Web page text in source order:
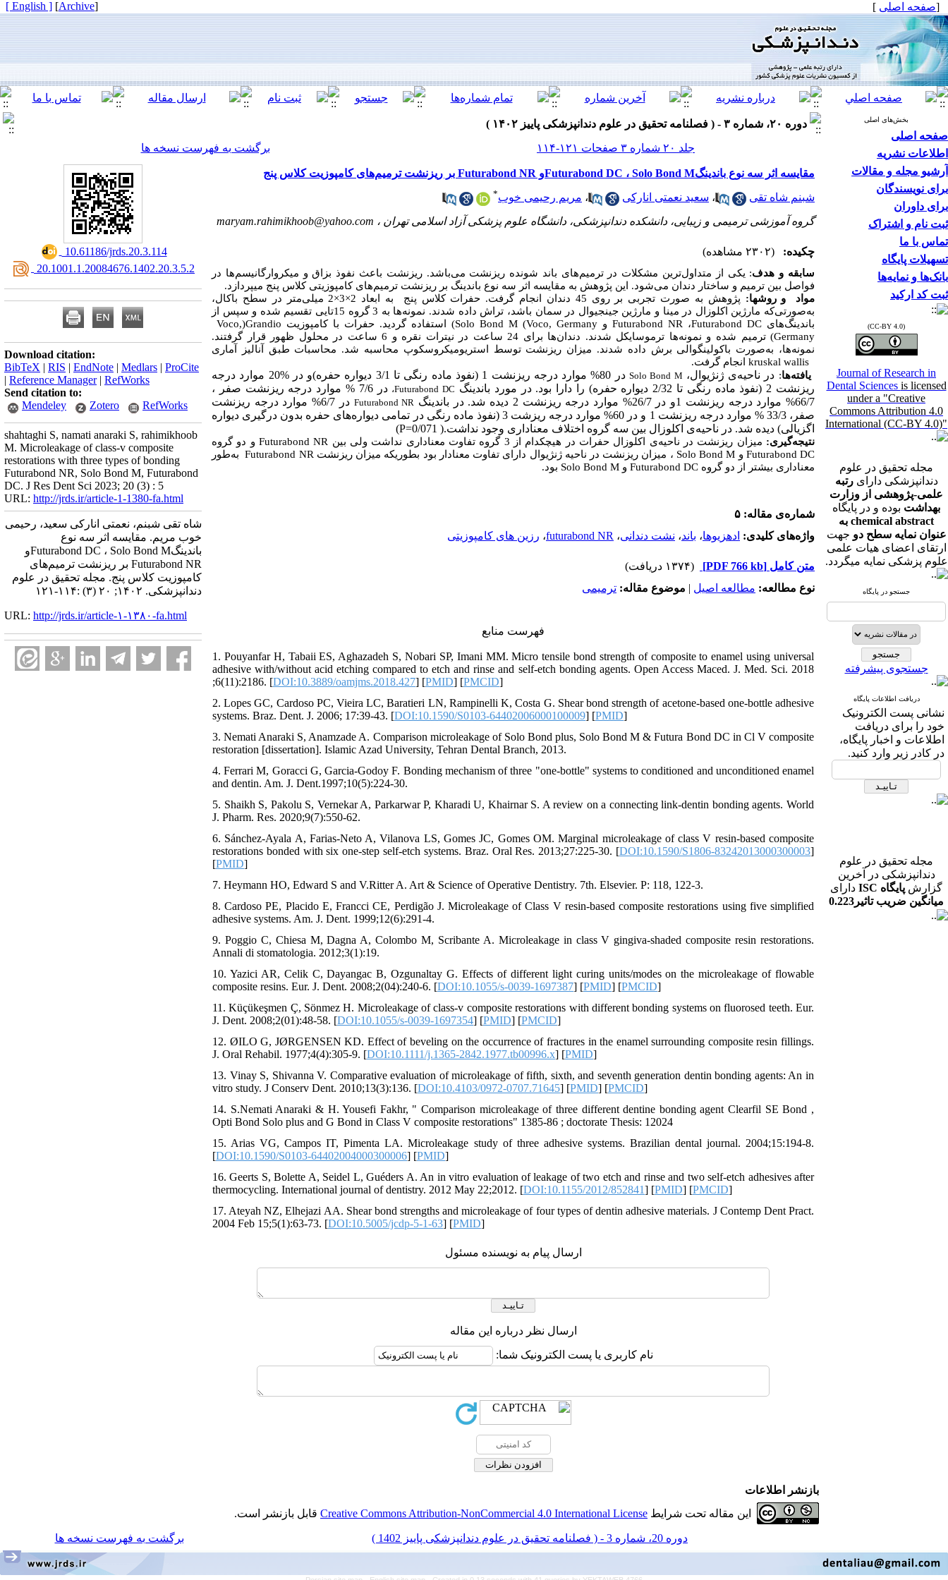
[صفحه اصلی ]
[
Archive
]
[ English ]
بخش‌های اصلی
صفحه اصلی
اطلاعات نشریه
آرشیو مجله و مقالات
برای نویسندگان
برای داوران
ثبت نام و اشتراک
تماس با ما
تسهیلات پایگاه
بانک‌ها و نمایه‌ها
ثبت کد ارکید
(CC-BY 4.0)
Journal of Research in
Dental Sciences is licensed
under a "Creative
Commons Attribution 4.0
International (CC-BY 4.0)"
مجله تحقیق در علوم
دندانپزشکی دارایرتبه
علمی-پژوهشی از وزارت
بهداشت بوده و در پایگاه
chemical abstract به
عنوان نمایه سطح دو جهت
ارتقای اعضای هیات علمی
علوم پزشکی نمایه میگردد.
جستجو در پایگاه
جستجوی پیشرفته
دریافت اطلاعات پایگاه
نشانی پست الکترونیک
خود را برای دریافت
اطلاعات و اخبار پایگاه،
در کادر زیر وارد کنید.
مجله تحقیق در علوم
دندانپزشکی در آخرین
گزارشپایگاه ISC
دارای
میانگین ضریب تاثیر0.223
در رشته دندانپزشکی می
دوره ۲۰، شماره ۳ - ( فصلنامه تحقیق در علوم دندانپزشکی پاییز ۱۴۰۲ )
جلد ۲۰ شماره ۳ صفحات ۱۲۱-۱۱۴
برگشت به فهرست نسخه ها
مقایسه اثر سه نوع باندینگFuturabond DC ، Solo Bond Mو Futurabond NR بر ریزنشت ترمیم‌های کامپوزیت کلاس پنج
شبنم شاه تقی ، سعید نعمتی انارکی ، مریم رحیمی خوب*
گروه آموزشی ترمیمی و زیبایی، دانشکده دندانپزشکی، دانشگاه علوم پزشکی آزاد اسلامی تهران ، maryam.rahimikhoob@yahoo.com
چکیده: (۲۳۰۲ مشاهده)
سابقه و هدف: یکی از متداول‌ترین مشکلات در ترمیم‌های باند شونده ریزنشت می‌باشد. ریزنشت باعث نفوذ بزاق و میکروارگانیسم‌ها در
فواصل بین ترمیم و ساختار دندان می‌شود. این پژوهش به مقایسه اثر سه نوع باندینگ بر ریزنشت ترمیم‌های کامپوزیتی کلاس پنج میپردازد.
مواد و روشها:
پژوهش به صورت تجربی بر روی 45 دندان انجام گرفت. حفرات کلاس پنج به ابعاد 2×3×2 میلی‌متر در سطح باکال،
به‌صورتی‌که مارژین اکلوزال در مینا و مارژین جینجیوال در سمان باشد، تراش داده شدند. نمونه‌ها به 3 گروه 15‌تایی تقسیم شده و سپس از
باندینگ‌های Futurabond DC، Futurabond NR و Solo Bond M (Voco, Germany) استفاده گردید. حفرات با کامپوزیت Grandio
)
Voco,
Germany
) ترمیم شده و نمونه‌ها ترموسایکل شدند. دندان‌ها برای 24 ساعت در نیترات نقره و 6 ساعت در محلول ظهور قرار گرفتند.
نمونه‌ها، به‌صورت باکولینگوالی برش داده شدند. میزان ریزنشت توسط استریومیکروسکوپ محاسبه شد. محاسبات طبق آنالیز آماری
kruskal wallis انجام گرفت.
یافته‌ها: در ناحیه‌ی ژنژیوال، Solo Bond M
در 80% موارد درجه ریزنشت 1 (نفوذ ماده رنگی تا 3/1 دیواره حفره)و در %20 موارد درجه
ریزنشت 2 (نفوذ ماده رنگی تا 2/32 دیواره حفره) را دارا بود. در مورد باندینگ
Futurabond DC،
در 7/6 % موارد درجه ریزنشت صفر ،
66/7% موارد درجه ریزنشت 1و در 26/7% موارد درجه ریزنشت 2 دیده شد. در باندینگ
Futurabond NR
در 6/7% موارد درجه ریزنشت
صفر، 33/3 % موارد درجه ریزنشت 1 و در 60% موارد درجه ریزشت 3 (نفوذ ماده رنگی در تمامی دیواره
های حفره بدون درگیری دیواره
اگزیالی) دیده شد. در ناحیه‌ی اکلوزال بین سه گروه اختلاف معنا‌داری وجود نداشت.( 0/071=
P
)
نتیجه‌گیری: میزان ریزنشت در ناحیه‌ی اکلوزال حفرات در هیچکدام از 3 گروه تفاوت معناداری نداشت ولی بین Futurabond NR و دو گروه
Futurabond DC و Solo Bond M ، میزان ریزنشت در ناحیه ژنژیوال دارای تفاوت معنادار بود بطوریکه میزان ریزنشت Futurabond NRبه‌طور
معناداری بیشتر از دو گروه Futurabond DC و Solo Bond M بود.
شماره‌ی مقاله: ۵
واژه‌های کلیدی: ادهزیوها، باند، نشت دندانی، futurabond NR، رزین های کامپوزیتی
متن کامل [PDF 766 kb]
(۱۳۷۴ دریافت)
نوع مطالعه: مطالعه اصیل | موضوع مقاله: ترمیمی
فهرست منابع
1. Pouyanfar H, Tabaii ES, Aghazadeh S, Nobari SP, Imani MM. Micro tensile bond strength of composite to enamel using universal
adhesive with/without acid etching compared to etch and rinse and self-etch bonding agents. Open Access Maced. J. Med. Sci. 2018
;6(11):2186. [DOI:10.3889/oamjms.2018.427] [PMID] [PMCID]
2. Lopes GC, Cardoso PC, Vieira LC, Baratieri LN, Rampinelli K, Costa G. Shear bond strength of acetone-based one-bottle adhesive
systems. Braz. Dent. J. 2006; 17:39-43. [DOI:10.1590/S0103-64402006000100009] [PMID]
3. Nemati Anaraki S, Anamzade A. Comparison microleakage of Solo Bond plus, Solo Bond M & Futura Bond DC in Cl V composite
restoration [dissertation]. Islamic Azad University, Tehran Dental Branch, 2013.
4. Ferrari M, Goracci G, Garcia-Godoy F. Bonding mechanism of three "one-bottle" systems to conditioned and unconditioned enamel
and dentin. Am. J. Dent.1997;10(5):224-30.
5. Shaikh S, Pakolu S, Vernekar A, Parkarwar P, Kharadi U, Khairnar S. A review on a connecting link-dentin bonding agents. World
J. Pharm. Res. 2020;9(7):550-62.
6. Sánchez-Ayala A, Farias-Neto A, Vilanova LS, Gomes JC, Gomes OM. Marginal microleakage of class V resin-based composite
restorations bonded with six one-step self-etch systems. Braz. Oral Res. 2013;27:225-30. [DOI:10.1590/S1806-83242013000300003]
[PMID]
7. Heymann HO, Edward S and V.Ritter A. Art & Science of Operative Dentistry. 7th. Elsevier. P: 118, 122-3.
8. Cardoso PE, Placido E, Francci CE, Perdigão J. Microleakage of Class V resin-based composite restorations using five simplified
adhesive systems. Am. J. Dent. 1999;12(6):291-4.
9. Poggio C, Chiesa M, Dagna A, Colombo M, Scribante A. Microleakage in class V gingiva-shaded composite resin restorations.
Annali di stomatologia. 2012;3(1):19.
10. Yazici AR, Celik C, Dayangac B, Ozgunaltay G. Effects of different light curing units/modes on the microleakage of flowable
composite resins. Eur. J. Dent. 2008;2(04):240-6. [DOI:10.1055/s-0039-1697387] [PMID] [PMCID]
11. Küçükeşmen Ç, Sönmez H. Microleakage of class-v composite restorations with different bonding systems on fluorosed teeth. Eur.
J. Dent. 2008;2(01):48-58. [DOI:10.1055/s-0039-1697354] [PMID] [PMCID]
12. ØILO G, JØRGENSEN KD. Effect of beveling on the occurrence of fractures in the enamel surrounding composite resin fillings.
J. Oral Rehabil. 1977;4(4):305-9. [DOI:10.1111/j.1365-2842.1977.tb00996.x] [PMID]
13. Vinay S, Shivanna V. Comparative evaluation of microleakage of fifth, sixth, and seventh generation dentin bonding agents: An in
vitro study. J Conserv Dent. 2010;13(3):136. [DOI:10.4103/0972-0707.71645] [PMID] [PMCID]
14. S.Nemati Anaraki & H. Yousefi Fakhr, " Comparison microleakage of three different dentine bonding agent Clearfil SE Bond ,
Opti Bond Solo plus and G Bond in Class V composite restorations" 1385-86 ; doctorate Thesis: 12024
15. Arias VG, Campos IT, Pimenta LA. Microleakage study of three adhesive systems. Brazilian dental journal. 2004;15:194-8.
[DOI:10.1590/S0103-64402004000300006] [PMID]
16. Geerts S, Bolette A, Seidel L, Guéders A. An in vitro evaluation of leakage of two etch and rinse and two self-etch adhesives after
thermocycling. International journal of dentistry. 2012 May 22;2012. [DOI:10.1155/2012/852841] [PMID] [PMCID]
17. Ateyah NZ, Elhejazi AA. Shear bond strengths and microleakage of four types of dentin adhesive materials. J Contemp Dent Pract.
2004 Feb 15;5(1):63-73. [DOI:10.5005/jcdp-5-1-63] [PMID]
ارسال پیام به نویسنده مسئول
ارسال نظر درباره این مقاله
نام کاربری یا پست الکترونیک شما:
‎ 10.61186/jrds.20.3.114
‎ 20.1001.1.20084676.1402.20.3.5.2
Download citation:
BibTeX | RIS | EndNote | Medlars | ProCite
| Reference Manager| RefWorks
Send citation to:
Mendeley
Zotero RefWorks
shahtaghi S, namati anaraki S, rahimikhoob
M. Microleakage of class-v composite
restorations with three types of bonding
Futurabond NR, Solo Bond M, Futurabond
DC. J Res Dent Sci 2023; 20 (3) : 5
URL: http://jrds.ir/article-1-1380-fa.html
شاه تقی شبنم، نعمتی انارکی سعید، رحیمی
خوب مریم. مقایسه اثر سه نوع
باندینگFuturabond DC ، Solo Bond Mو
Futurabond NR بر ریزنشت ترمیم‌های
کامپوزیت کلاس پنج. مجله تحقیق در علوم
دندانپزشکی. ۱۴۰۲; ۲۰ (۳) :۱۱۴-۱۲۱
URL: http://jrds.ir/article-۱-۱۳۸۰-fa.html
بازنشر اطلاعات
این مقاله تحت شرایط Creative Commons Attribution-NonCommercial 4.0 International License قابل بازنشر است.
دوره 20، شماره 3 - ( فصلنامه تحقیق در علوم دندانپزشکی پاییز 1402 ) برگشت به فهرست نسخه ها